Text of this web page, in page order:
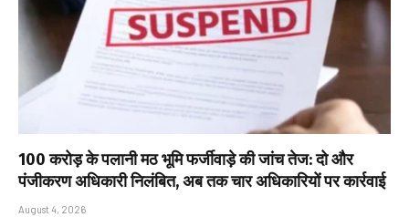
₹100 करोड़ के पलानी मठ भूमि फर्जीवाड़े की जांच तेज: दो और
पंजीकरण अधिकारी निलंबित, अब तक चार अधिकारियों पर कार्रवाई
August 4, 2026